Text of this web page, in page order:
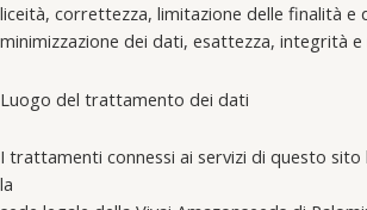
liceità, correttezza, limitazione delle finalità e
minimizzazione dei dati, esattezza, integrità e
Luogo del trattamento dei dati
I trattamenti connessi ai servizi di questo
la